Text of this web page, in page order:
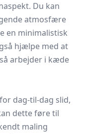
Du kan
atmosfære
en minimalistisk
hjælpe med at
arbejder i kæde
dag-til-dag slid,
dette føre til
maling